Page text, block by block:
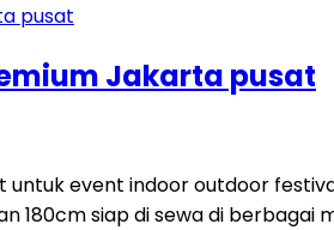
Jakarta pusat
event indoor outdoor
180cm siap di sewa di